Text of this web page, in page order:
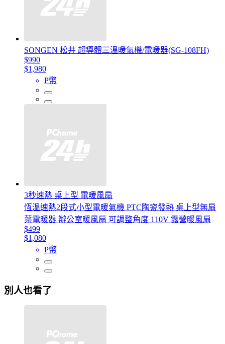
SONGEN 松井 超導體三溫暖氣機/電暖器(SG-108FH)
$990
$1,980
P幣
3秒速熱 桌上型 電暖風扇
恆溫速熱2段式小型電暖氣機 PTC陶瓷發熱 桌上型無扇
葉電暖器 辦公室暖風扇 可調整角度 110V 露營暖風扇
$499
$1,080
P幣
別人也看了